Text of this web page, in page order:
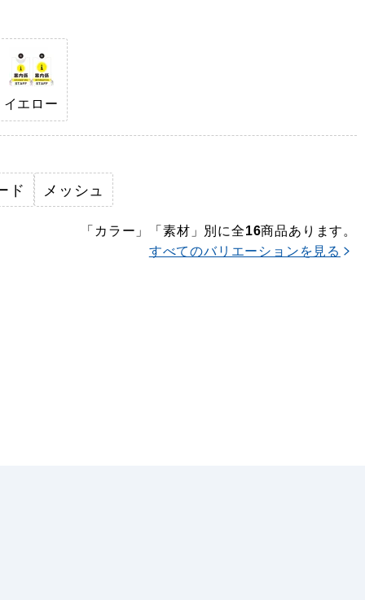
イエロー
ド メッシュ
「カラー」「素材」別に全16商品あります。
すべてのバリエーションを見る